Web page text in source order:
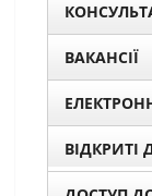
ВАКАНСІЇ
ВІДКРИТІ